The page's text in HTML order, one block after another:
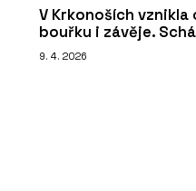
V Krkonoších vznikla
bouřku i závěje.
9. 4. 2026